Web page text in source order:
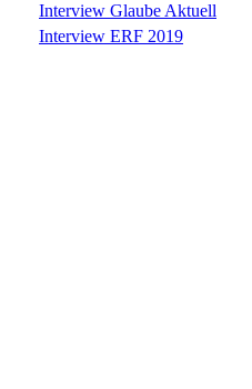
Interview Glaube Aktuell
Interview ERF 2019